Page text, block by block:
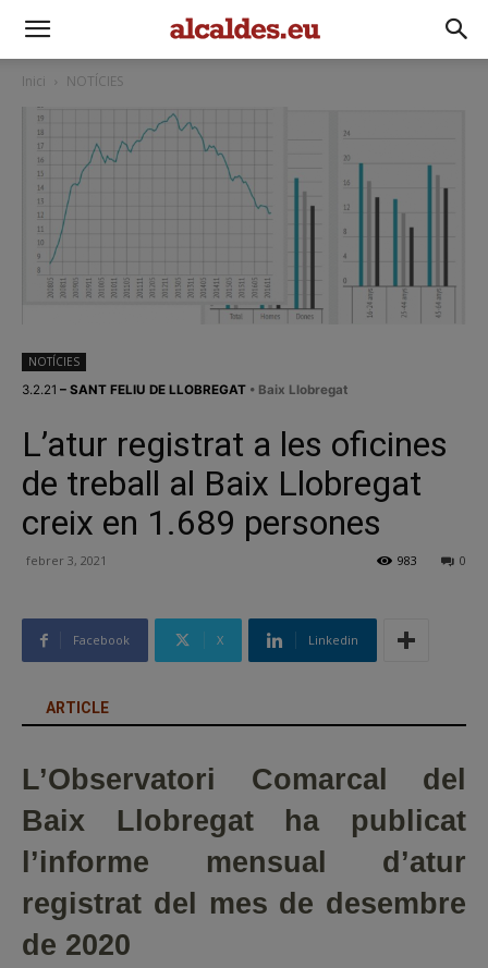
Inici NOTÍCIES
NOTÍCIES
3.2.21 – SANT FELIU DE LLOBREGAT • Baix Llobregat
L’atur registrat a les oficines
de treball al Baix Llobregat
creix en 1.689 persones
febrer 3, 2021 0
983
Facebook X Linkedin
ARTICLE
L’Observatori Comarcal del
Baix Llobregat ha publicat
l’informe mensual d’atur
registrat del mes de desembre
de 2020